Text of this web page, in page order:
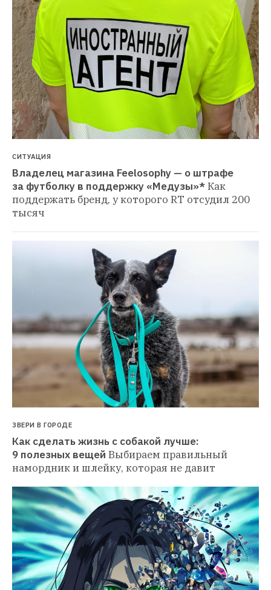
СИТУАЦИЯ
Владелец магазина Feelosophy — о штрафе
за футболку в поддержку «Медузы»*Как
поддержать бренд, у которого RT отсудил 200
тысяч
ЗВЕРИ В ГОРОДЕ
Как сделать жизнь с собакой лучше:
9 полезных вещей Выбираем правильный
намордник и шлейку, которая не давит